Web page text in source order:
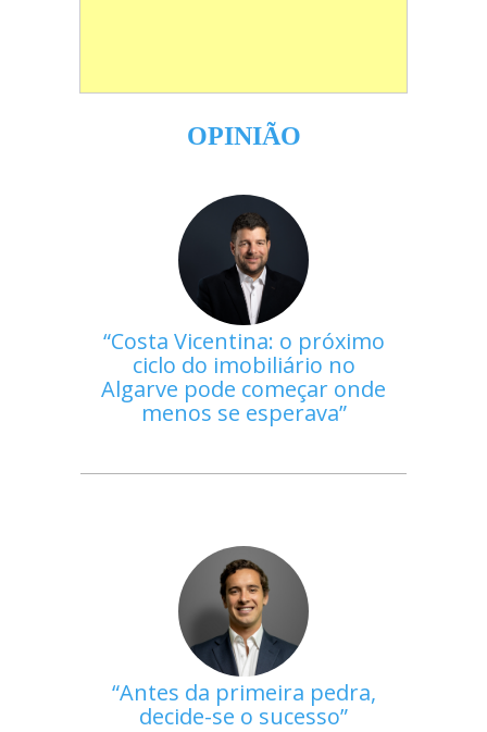
OPINIÃO
Costa Vicentina: o próximo
ciclo do imobiliário no
Algarve pode começar onde
menos se esperava
Antes da primeira pedra,
decide-se o sucesso